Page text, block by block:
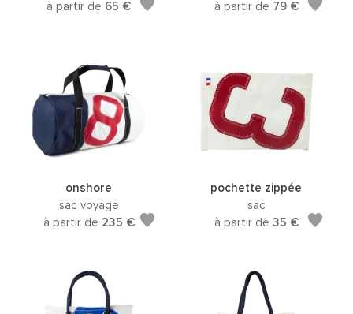
à partir de 65 €
à partir de 79 €
onshore
sac voyage
à partir de 235 €
pochette zippée
sac
à partir de 35 €